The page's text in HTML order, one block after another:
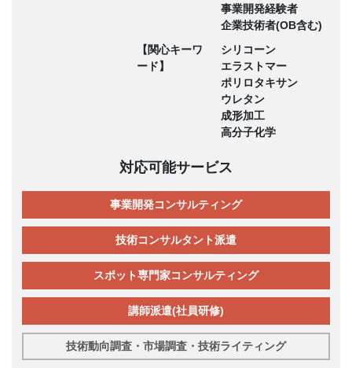
事業開発経験者
企業技術者(OB含む)
【関心キーワ
ード】
シリコーン
エラストマー
ポリロタキサン
ウレタン
成形加工
高分子化学
対応可能サービス
事業開発コンサルティング
技術コンサルタント派遣
スポット専門家コンサルティング
講師派遣(社員研修)
技術動向調査・市場調査・技術ライティング